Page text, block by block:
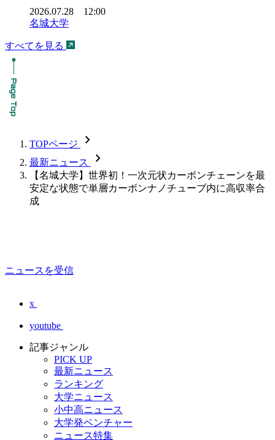
2026.07.28 12:00
名城大学
すべてを見る
TOPページ chevron_forward
最新ニュース chevron_forward
【名城大学】世界初！一次元状カーボンチェーンを最
安定な状態で単層カーボンナノチューブ内に高収率合
成
ニュースを受信
x
youtube
記事ジャンル
PICK UP
最新ニュース
ランキング
大学ニュース
小中高ニュース
大学発ベンチャー
ニュース特集